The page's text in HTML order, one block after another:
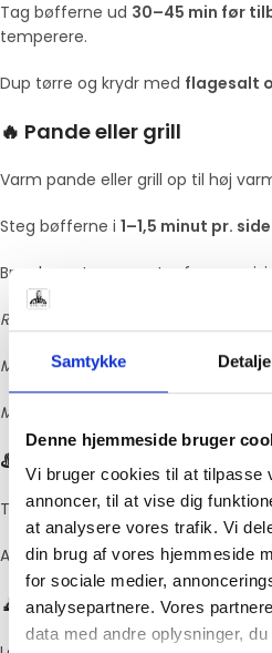
Samtykke
Denne hjemmeside bruger
Vi bruger cookies til at tilpasse
annoncer, til at vise dig
at analysere vores trafik. Vi
din brug af vores hjemmeside
for sociale medier,
analysepartnere. Vores
data med andre oplysninger,
Tag bøfferne ud 30–45 min før
temperere.
Dup tørre og krydr med flagesalt
🔥 Pande eller grill
Varm pande eller grill op til høj
Steg bøfferne i 1–1,5 minut pr. side
Brug kernetermometer for
Rare:
Medium rare:52–54°C
Medium:
♨️ Sous vide
Tilbered ved 53°C i 1–1,5 time.
Afslut med hård stegning i 30–45
🧘 Hviletid